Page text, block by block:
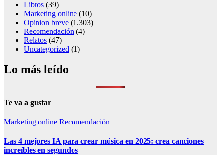
Libros (39)
Marketing online (10)
Opinion breve (1.303)
Recomendación (4)
Relatos (47)
Uncategorized (1)
Lo más leído
Te va a gustar
Marketing online Recomendación
Las 4 mejores IA para crear música en 2025: crea canciones
increíbles en segundos